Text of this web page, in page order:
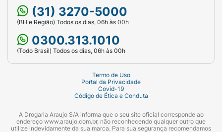
Conheça a linha completa Mustela Bebê, feita
com prioridade a ingredientes naturais e
seguros, para uso desde o nascimento.
(31) 3270-5000
(BH e Região) Todos os dias, 06h às 00h
0300.313.1010
(Todo Brasil) Todos os dias, 06h às 00h
Termo de Uso
Portal da Privacidade
Covid-19
Código de Ética e Conduta
A Drogaria Araujo S/A informa que o seu site oficial corresponde ao
endereço www.araujo.com.br, não reconhecendo qualquer outro que
utilize indevidamente da sua marca. Para sua segurança recomendamos